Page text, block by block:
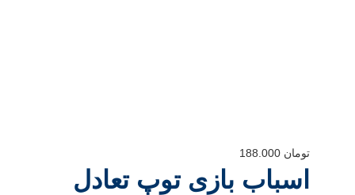
تومان
اسباب بازی توپ تعادل